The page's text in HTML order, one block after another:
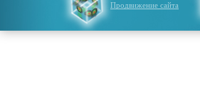
Продвижение сайта